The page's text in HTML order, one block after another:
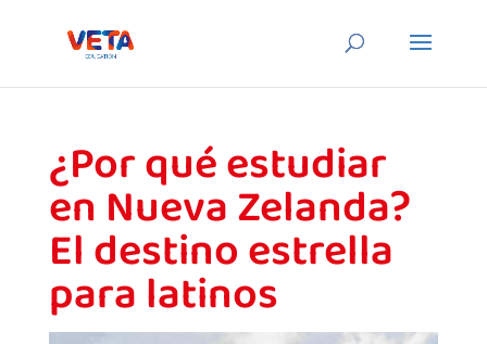
¿Por qué estudiar
en Nueva Zelanda?
El destino estrella
para latinos